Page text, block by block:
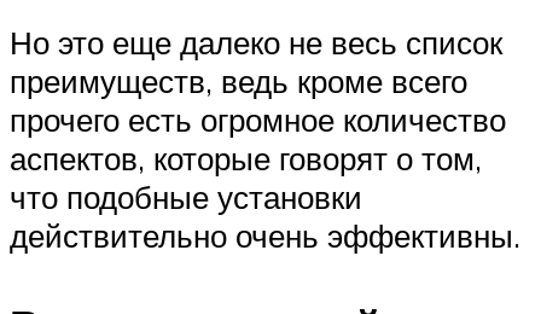
Но это еще далеко не весь список
преимуществ, ведь кроме всего
прочего есть огромное количество
аспектов, которые говорят о том,
что подобные установки
действительно очень эффективны.